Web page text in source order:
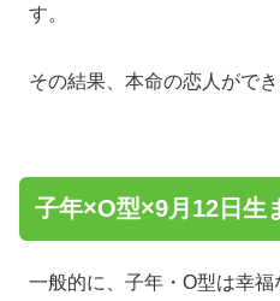
す。
その結果、本命の恋人がで
子年×O型×9月12日生
一般的に、子年・O型は幸